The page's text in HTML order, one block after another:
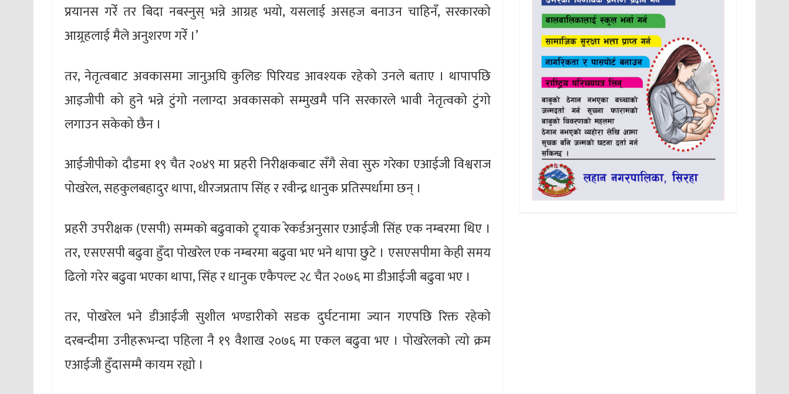
प्रयानस गरेँ तर बिदा नबस्नुस् भन्ने आग्रह भयो, यसलाई असहज बनाउन चाहिनँ, सरकारको
आग्र्रहलाई मैले अनुशरण गरेँ ।’
तर, नेतृत्वबाट अवकासमा जानुअघि कुलिङ पिरियड आवश्यक रहेको उनले बताए । थापापछि
आइजीपी को हुने भन्ने टुंगो नलाग्दा अवकासको सम्मुखमै पनि सरकारले भावी नेतृत्वको टुंगो
लगाउन सकेको छैन ।
आईजीपीको दौडमा १९ चैत २०४९ मा प्रहरी निरीक्षकबाट सँगै सेवा सुरु गरेका एआईजी विश्वराज
पोखरेल, सहकुलबहादुर थापा, धीरजप्रताप सिंह र रवीन्द्र धानुक प्रतिस्पर्धामा छन् ।
प्रहरी उपरीक्षक (एसपी) सम्मको बढुवाको ट्र्याक रेकर्डअनुसार एआईजी सिंह एक नम्बरमा थिए ।
तर, एसएसपी बढुवा हुँदा पोखरेल एक नम्बरमा बढुवा भए भने थापा छुटे । एसएसपीमा केही समय
ढिलो गरेर बढुवा भएका थापा, सिंह र धानुक एकैपल्ट २८ चैत २०७६ मा डीआईजी बढुवा भए ।
तर, पोखरेल भने डीआईजी सुशील भण्डारीको सडक दुर्घटनामा ज्यान गएपछि रिक्त रहेको
दरबन्दीमा उनीहरूभन्दा पहिला नै १९ वैशाख २०७६ मा एकल बढुवा भए । पोखरेलको त्यो क्रम
एआईजी हुँदासम्मै कायम रह्यो ।